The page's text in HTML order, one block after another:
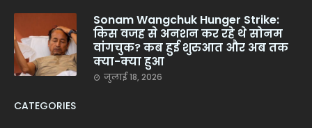
Sonam Wangchuk Hunger Strike:
किस वजह से अनशन कर रहे थे सोनम
वांगचुक? कब हुई शुरुआत और अब तक
क्या-क्या हुआ
जुलाई 18, 2026
CATEGORIES